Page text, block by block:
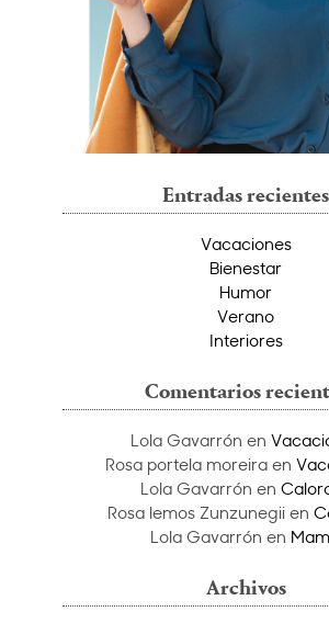
Entradas recientes
Vacaciones
Bienestar
Humor
Verano
Interiores
Comentarios
Lola Gavarrón en
Rosa portela moreiraen
Lola Gavarrón en
Rosa lemos Zunzunegiien
Lola Gavarrón en
Archivos